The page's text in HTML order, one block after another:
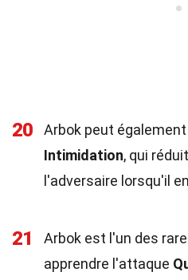
20
Arbok peut
Intimidation, qui
l'adversaire lorsqu'il
21 Arbok est l'un des
apprendre l'attaque